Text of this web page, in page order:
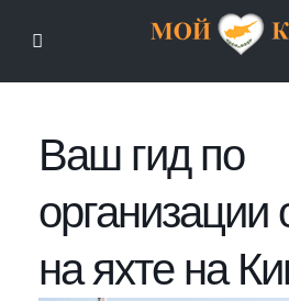
Ваш гид по
организации
на яхте на